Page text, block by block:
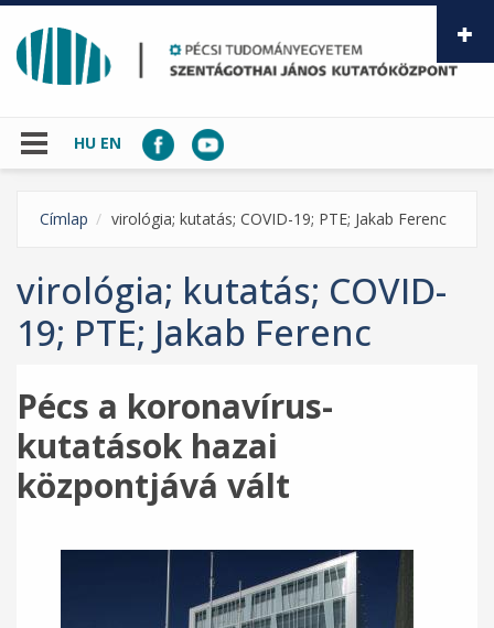
Ugrás a tartalomra
HU EN
Címlap virológia; kutatás; COVID-19; PTE; Jakab Ferenc
virológia; kutatás; COVID-
19; PTE; Jakab Ferenc
Pécs a koronavírus-
kutatások hazai
központjává vált